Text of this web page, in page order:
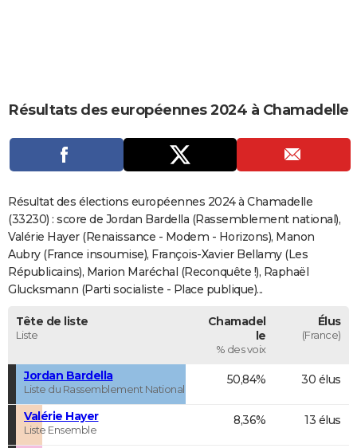
CARTE DE VOEUX
Carte de Noël
Carte Bonne année
Carte Saint-Valentin
Carte Pâques
Carte d'anniversaire
DICTIONNAIRE
Dictionnaire
Biographies
Citations
Expressions
Proverbes
PROGRAMME TV
COPAINS D'AVANT
S'inscrire
Se connecter
Lycées
Collèges
Primaires
Universités
Entreprises
Service militaire
Avis de recherche
AVIS DE DÉCÈS
FORUM
Résultats des européennes 2024 à Chamadelle
Résultat des élections européennes 2024 à Chamadelle
(33230) : score de Jordan Bardella (Rassemblement national),
Valérie Hayer (Renaissance - Modem - Horizons), Manon
Aubry (France insoumise), François-Xavier Bellamy (Les
Républicains), Marion Maréchal (Reconquête !), Raphaël
Glucksmann (Parti socialiste - Place publique)...
Tête de liste
Liste
Chamadel
le
% des voix
Élus
(France)
Jordan Bardella
Liste du Rassemblement National
50,84% 30 élus
Valérie Hayer
Liste Ensemble
8,36% 13 élus